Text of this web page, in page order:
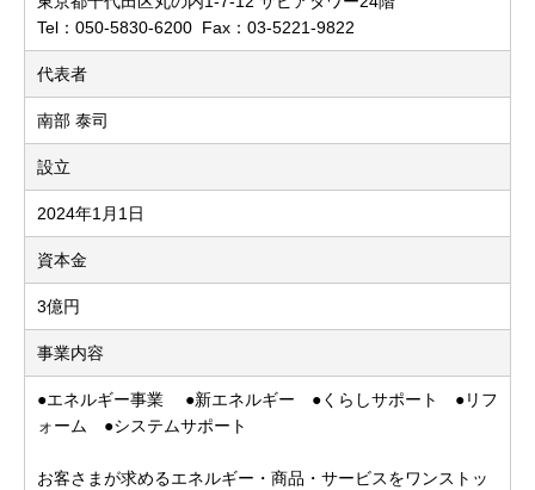
Tel：050-5830-6200 Fax：03-5221-9822
代表者
南部 泰司
設立
2024年1月1日
資本金
3億円
事業内容
●エネルギー事業 ●新エネルギー ●くらしサポート ●リフ
ォーム ●システムサポート
お客さまが求めるエネルギー・商品・サービスをワンストッ